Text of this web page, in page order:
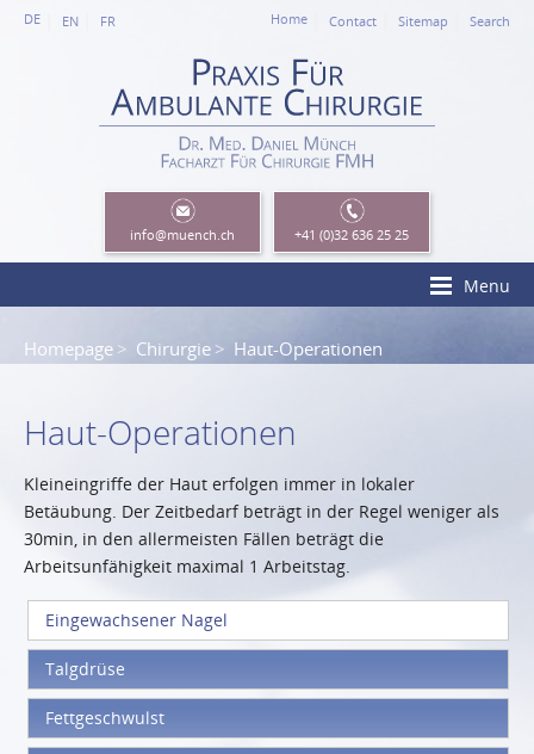
DE EN FR Home Contact Sitemap Search
Menu
Homepage Chirurgie Haut-Operationen
Haut-Operationen
Kleineingriffe der Haut erfolgen immer in lokaler
Betäubung. Der Zeitbedarf beträgt in der Regel weniger als
30min, in den allermeisten Fällen beträgt die
Arbeitsunfähigkeit maximal 1 Arbeitstag.
Eingewachsener Nagel
Talgdrüse
Fettgeschwulst
info@muench.ch +41 (0)32 636 25 25